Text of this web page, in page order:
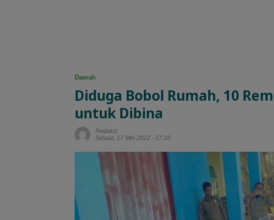
Daerah
Diduga Bobol Rumah, 10
untuk Dibina
Redaksi
Selasa, 17 Mei 2022 - 17:10